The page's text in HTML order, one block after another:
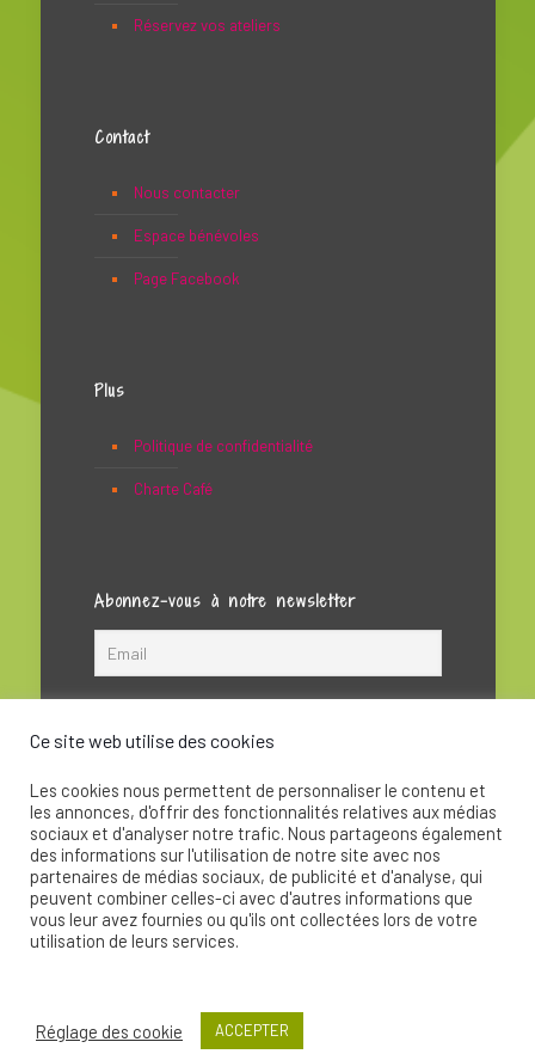
Réservez vos ateliers
Contact
Nous contacter
Espace bénévoles
Page Facebook
Plus
Politique de confidentialité
Charte Café
Abonnez-vous à notre newsletter
© 2020 - La Soupape Association - Création par
Ce site web utilise des cookies
Les cookies nous permettent de personnaliser le contenu et
les annonces, d'offrir des fonctionnalités relatives aux médias
sociaux et d'analyser notre trafic. Nous partageons également
des informations sur l'utilisation de notre site avec nos
partenaires de médias sociaux, de publicité et d'analyse, qui
peuvent combiner celles-ci avec d'autres informations que
vous leur avez fournies ou qu'ils ont collectées lors de votre
utilisation de leurs services.
Réglage des cookie ACCEPTER